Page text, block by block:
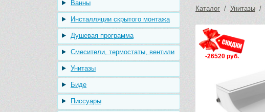
Ванны
Инсталляции скрытого монтажа
Душевая программа
Смесители, термостаты, вентили
Унитазы
Биде
Писсуары
Каталог / Унитазы /
-26520 руб.